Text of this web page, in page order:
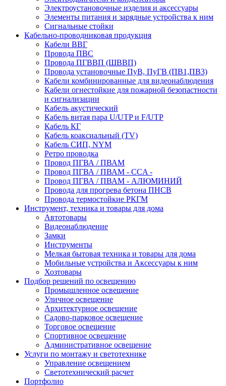
Электроустановочные изделия и аксессуары
Элементы питания и зарядные устройства к ним
Сигнальные стойки
Кабельно-проводниковая продукция
Кабели ВВГ
Провода ПВС
Провода ПГВВП (ШВВП)
Провода установочные ПуВ, ПуГВ (ПВ1,ПВ3)
Кабели комбинированные для видеонаблюдения
Кабели огнестойкие для пожарной безопастности
и сигнализации
Кабель акустический
Кабель витая пара U/UTP и F/UTP
Кабель КГ
Кабель коаксиальный (TV)
Кабель СИП, NYM
Ретро проводка
Провод ПГВА / ПВАМ
Провод ПГВА / ПВАМ - CCA -
Провод ПГВА / ПВАМ - АЛЮМИНИЙ
Провода для прогрева бетона ПНСВ
Провода термостойкие РКГМ
Инструмент, техника и товары для дома
Автотовары
Видеонаблюдение
Замки
Инструменты
Мелкая бытовая техника и товары для дома
Мобильные устройства и Аксессуары к ним
Хозтовары
Подбор решений по освещению
Промышленное освещение
Уличное освещение
Архитектурное освещение
Садово-парковое освещение
Торговое освещение
Спортивное освещение
Административное освещение
Услуги по монтажу и светотехнике
Управление освещением
Светотехнический расчет
Портфолио